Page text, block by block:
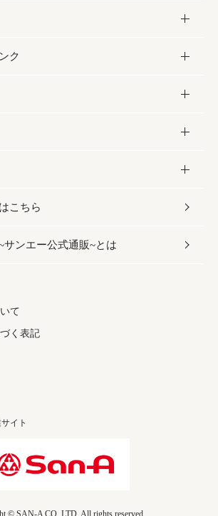
グ
島唐辛子
ク
イ
ー・カクテル
こちら
サンエー公式通販~とは
て
く表記
イト